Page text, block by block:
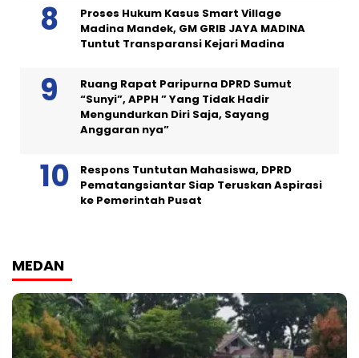
Proses Hukum Kasus Smart Village
Madina Mandek, GM GRIB JAYA MADINA
Tuntut Transparansi Kejari Madina
Ruang Rapat Paripurna DPRD Sumut
“Sunyi”, APPH ” Yang Tidak Hadir
Mengundurkan Diri Saja, Sayang
Anggaran nya”
Respons Tuntutan Mahasiswa, DPRD
Pematangsiantar Siap Teruskan Aspirasi
ke Pemerintah Pusat
MEDAN